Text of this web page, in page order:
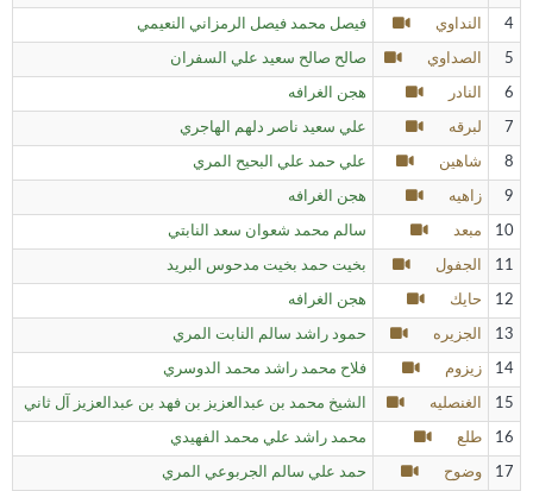
4 النداوي فيصل محمد فيصل الرمزاني النعيمي
5 الصداوي صالح صالح سعيد علي السفران
6 النادر هجن الغرافه
7 لبرقه علي سعيد ناصر دلهم الهاجري
8 شاهين علي حمد علي البحيح المري
9 زاهيه هجن الغرافه
10 مبعد سالم محمد شعوان سعد النابتي
11 الجفول بخيت حمد بخيت مدحوس البريد
12 حايك هجن الغرافه
13 الجزيره حمود راشد سالم النابت المري
14 زيزوم فلاح محمد راشد محمد الدوسري
15 الغنصليه الشيخ محمد بن عبدالعزيز بن فهد بن عبدالعزيز آل ثاني
16 طلع محمد راشد علي محمد الفهيدي
17 وضوح حمد علي سالم الجربوعي المري